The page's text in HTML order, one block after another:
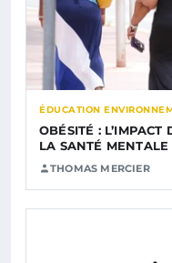
ÉDUCATION
OBÉSITÉ : L’IMPACT
LA SANTÉ MENTALE
THOMAS MERCIER